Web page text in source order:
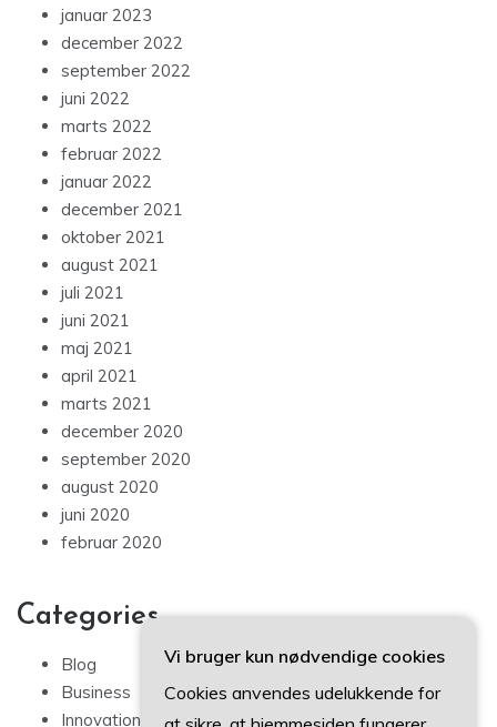
januar 2023
december 2022
september 2022
juni 2022
marts 2022
februar 2022
januar 2022
december 2021
oktober 2021
august 2021
juli 2021
juni 2021
maj 2021
april 2021
marts 2021
december 2020
september 2020
august 2020
juni 2020
februar 2020
Categories
Blog
Business
Innovation
Vi bruger kun nødvendige cookies
Cookies anvendes udelukkende for